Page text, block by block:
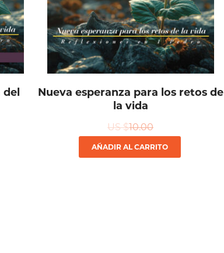
Nueva esperanza para los retos de
la vida
US $10.00
AÑADIR AL CARRITO